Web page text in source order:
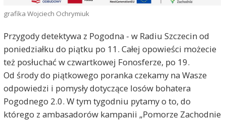
grafika Wojciech Ochrymiuk
Przygody detektywa z Pogodna - w Radiu Szczecin od
poniedziałku do piątku po 11. Całej opowieści możecie
też posłuchać w czwartkowej Fonosferze, po 19.
Od środy do piątkowego poranka czekamy na Wasze
odpowiedzi i pomysły dotyczące losów bohatera
Pogodnego 2.0. W tym tygodniu pytamy o to, do
którego z ambasadorów kampanii „Pomorze Zachodnie